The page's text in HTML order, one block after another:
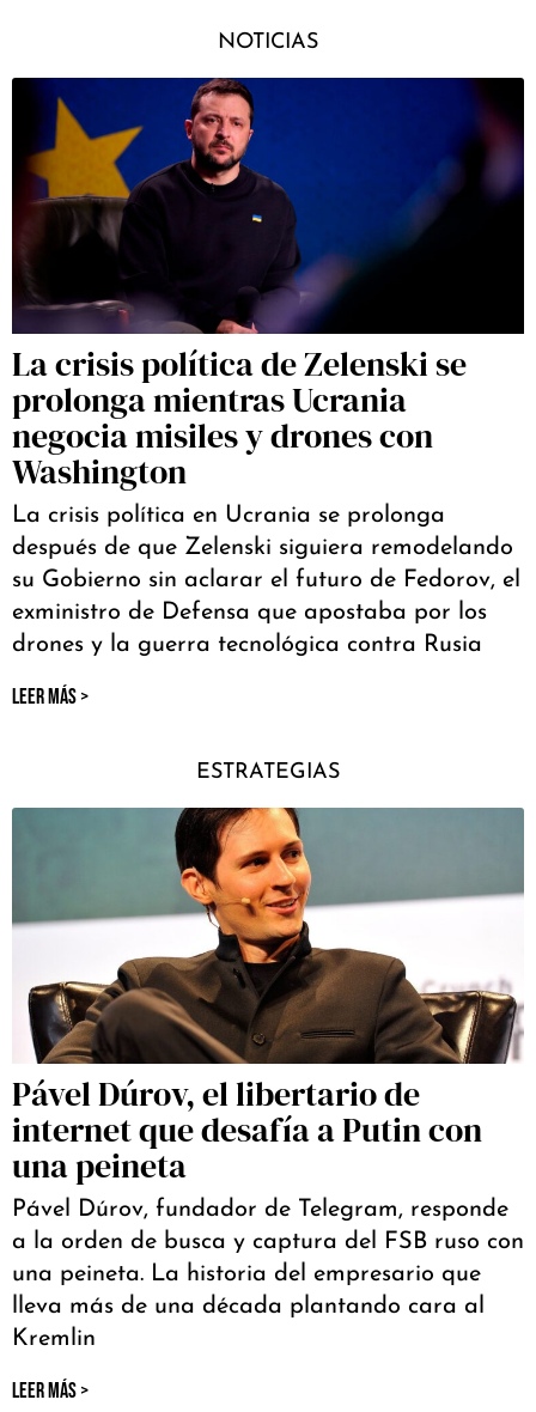
NOTICIAS
La crisis política de Zelenski se
prolonga mientras Ucrania
negocia misiles y drones con
Washington
La crisis política en Ucrania se prolonga
después de que Zelenski siguiera remodelando
su Gobierno sin aclarar el futuro de Fedorov, el
exministro de Defensa que apostaba por los
drones y la guerra tecnológica contra Rusia
LEER MÁS >
ESTRATEGIAS
Pável Dúrov, el libertario de
internet que desafía a Putin con
una peineta
Pável Dúrov, fundador de Telegram, responde
a la orden de busca y captura del FSB ruso con
una peineta. La historia del empresario que
lleva más de una década plantando cara al
Kremlin
LEER MÁS >